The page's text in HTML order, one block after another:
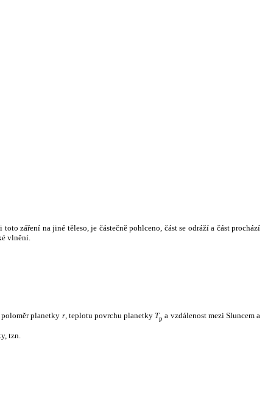
záření na jiné těleso, je částečně pohlceno, část se odráží a část prochází
vlnění.
planetky r, teplotu povrchu planetky Tp a vzdálenost mezi Sluncem a
tzn.